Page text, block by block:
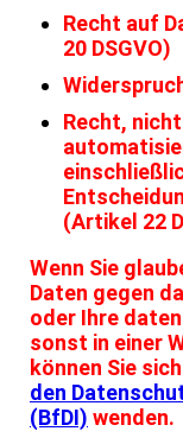
Recht auf
20 DSGVO)
Recht,
(Artikel 22
Wenn Sie
Daten gegen
oder Ihre
sonst in einer
können Sie
den
(BfDI) wenden.